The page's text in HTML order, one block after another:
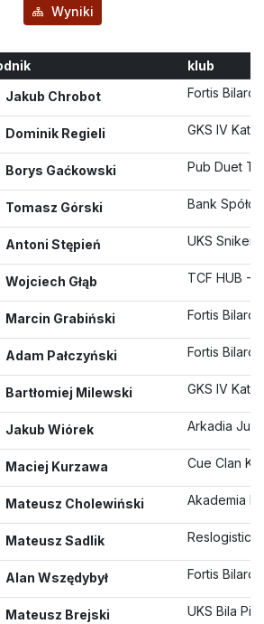
Wyniki
klub
Jakub Chrobot Fortis Bilard
Dominik Regieli GKS IV
Borys Gaćkowski Pub Duet
Tomasz Górski Bank
Antoni Stępień UKS
Wojciech Głąb TCF HUB -
Marcin Grabiński Fortis Bilard
Adam Pałczyński Fortis Bilard
Bartłomiej Milewski GKS IV
Jakub Wiórek Arkadia
Maciej Kurzawa Cue Clan
Mateusz Cholewiński Akademia
Mateusz Sadlik Reslogistic
Alan Wszędybył Fortis Bilard
Mateusz Brejski UKS Bila